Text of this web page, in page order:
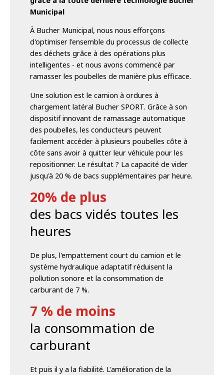
Municipal
À Bucher Municipal, nous nous efforçons
d'optimiser l'ensemble du processus de collecte
des déchets grâce à des opérations plus
intelligentes - et nous avons commencé par
ramasser les poubelles de manière plus efficace.
Une solution est le camion à ordures à
chargement latéral Bucher SPORT. Grâce à son
dispositif innovant de ramassage automatique
des poubelles, les conducteurs peuvent
facilement accéder à plusieurs poubelles côte à
côte sans avoir à quitter leur véhicule pour les
repositionner. Le résultat ? La capacité de vider
jusqu'à 20 % de bacs supplémentaires par heure.
20% de plus
des bacs vidés toutes les
heures
De plus, l'empattement court du camion et le
système hydraulique adaptatif réduisent la
pollution sonore et la consommation de
carburant de 7 %.
7 % de moins
la consommation de
carburant
Et puis il y a la fiabilité. L'amélioration de la